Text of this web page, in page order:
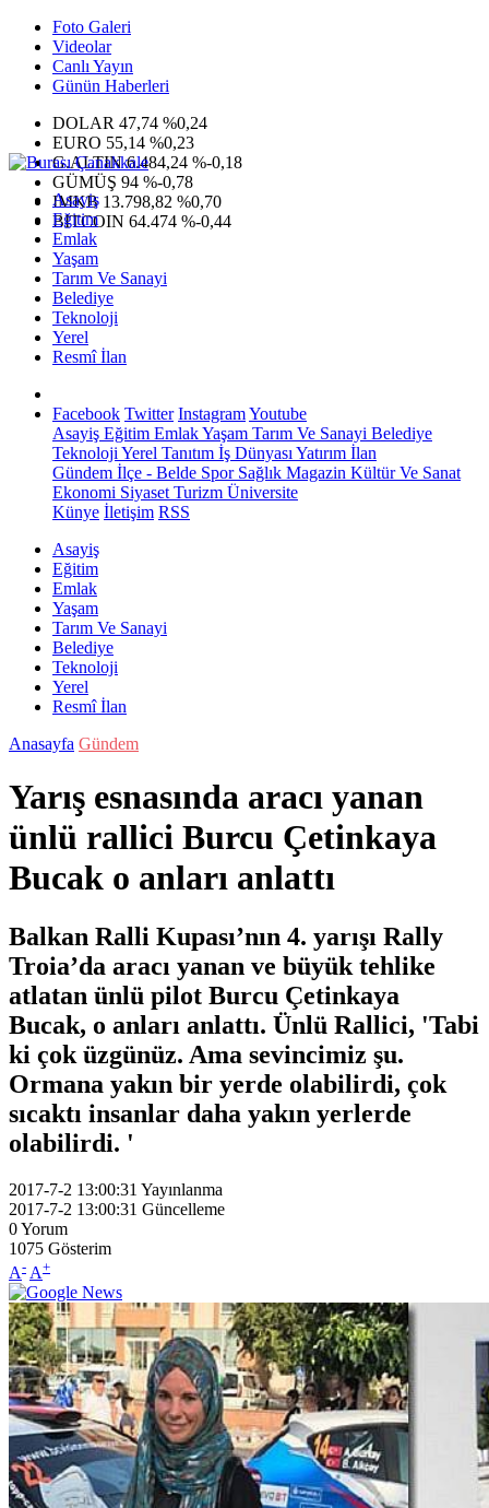
Foto Galeri
Videolar
Canlı Yayın
Günün Haberleri
DOLAR 47,74 %0,24
EURO 55,14 %0,23
G.ALTIN6.484,24 %-0,18
GÜMÜŞ 94 %-0,78
IMKB 13.798,82 %0,70
BITCOIN 64.474 %-0,44
Asayiş
Eğitim
Emlak
Yaşam
Tarım Ve Sanayi
Belediye
Teknoloji
Yerel
Resmî İlan
Facebook Twitter InstagramYoutube
Asayiş Eğitim EmlakYaşam Tarım Ve Sanayi Belediye
Teknoloji Yerel Tanıtım İş Dünyası Yatırım İlan
Gündem İlçe - Belde SporSağlık Magazin Kültür Ve Sanat
Ekonomi Siyaset Turizm Üniversite
Künye İletişim RSS
Asayiş
Eğitim
Emlak
Yaşam
Tarım Ve Sanayi
Belediye
Teknoloji
Yerel
Resmî İlan
Anasayfa Gündem
Yarış esnasında aracı yanan
ünlü rallici Burcu Çetinkaya
Bucak o anları anlattı
Balkan Ralli Kupası’nın 4. yarışı Rally
Troia’da aracı yanan ve büyük tehlike
atlatan ünlü pilot Burcu Çetinkaya
Bucak, o anları anlattı. Ünlü Rallici, 'Tabi
ki çok üzgünüz. Ama sevincimiz şu.
Ormana yakın bir yerde olabilirdi, çok
sıcaktı insanlar daha yakın yerlerde
olabilirdi. '
2017-7-2 13:00:31 Yayınlanma
2017-7-2 13:00:31 Güncelleme
0Yorum
1075 Gösterim
A- A+